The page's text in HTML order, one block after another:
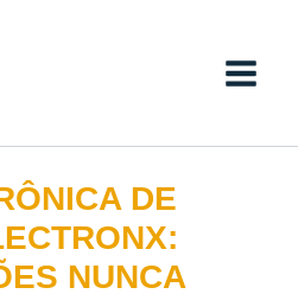
DE
NUNCA